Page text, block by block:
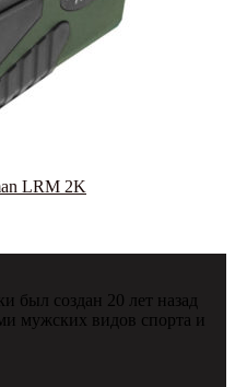
LRM 2K
был создан 20 лет назад
мужских видов спорта и